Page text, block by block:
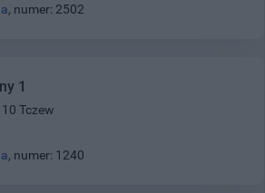
, numer: 2502
1
Tczew
, numer: 1240